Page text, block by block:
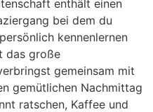
enthält einen
bei dem du
kennenlernen
das große
gemeinsam mit
gemütlichen Nachmittag
ratschen, Kaffee und